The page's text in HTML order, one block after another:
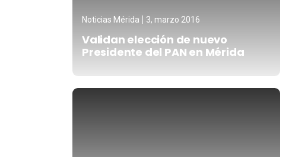
Noticias Mérida 3, marzo 2016
Validan elección de nuevo
Presidente del PAN en Mérida